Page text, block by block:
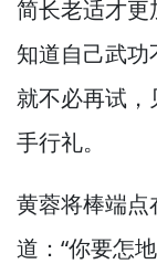
简长老适才更
知道自己武功
就不必再试，
手行礼。
黄蓉将棒端点
道：“你要怎